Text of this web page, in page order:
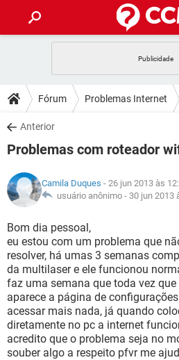
CELULAR
OUTLOOK
INSTAGRAM
GUIA DE COMPRAS
DICAS
JOGOS
INSTAGRAM
GUIA DE COMPRAS
DOWNLOADS
JOGOS
CELULAR
OUTLOOK
INSTAGRAM
GUIA DE COMPRAS
JOGOS
CELULAR
OUTLOOK
INSTAGRAM
GUIA DE COMPRAS
GLOSSÁRIO
JOGOS
CELULAR
OUTLOOK
GUIA DE COMPRAS
Fórum Problemas Internet
Anterior
Problemas com roteador
Camila Duques - 26 jun 2013 às
usuário anônimo - 30 jun 2013
Bom dia pessoal,
eu estou com um problema que
resolver, há umas 3 semanas
da multilaser e ele funcionou
faz uma semana que toda vez
aparece a página de
acessar mais nada, já quando
diretamente no pc a internet
acredito que o problema seja no
souber algo a respeito pfvr me